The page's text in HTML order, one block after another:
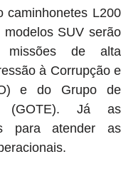
caminhonetes L200
SUV serão
missões de alta
à Corrupção e
e do Grupo de
(GOTE). Já as
para atender as